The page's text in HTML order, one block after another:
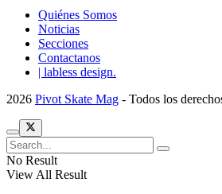
Quiénes Somos
Noticias
Secciones
Contactanos
| labless design.
2026 Pivot Skate Mag - Todos los
No Result
View All Result